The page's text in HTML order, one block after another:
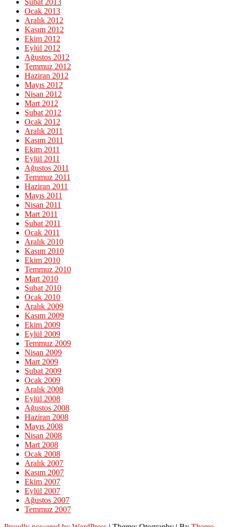
Ocak 2013
Aralık 2012
Kasım 2012
Ekim 2012
Eylül 2012
Ağustos 2012
Temmuz 2012
Haziran 2012
Mayıs 2012
Nisan 2012
Mart 2012
Şubat 2012
Ocak 2012
Aralık 2011
Kasım 2011
Ekim 2011
Eylül 2011
Ağustos 2011
Temmuz 2011
Haziran 2011
Mayıs 2011
Nisan 2011
Mart 2011
Şubat 2011
Ocak 2011
Aralık 2010
Kasım 2010
Ekim 2010
Temmuz 2010
Mart 2010
Şubat 2010
Ocak 2010
Aralık 2009
Kasım 2009
Ekim 2009
Eylül 2009
Temmuz 2009
Nisan 2009
Mart 2009
Şubat 2009
Ocak 2009
Aralık 2008
Eylül 2008
Ağustos 2008
Haziran 2008
Mayıs 2008
Nisan 2008
Mart 2008
Ocak 2008
Aralık 2007
Kasım 2007
Ekim 2007
Eylül 2007
Ağustos 2007
Temmuz 2007